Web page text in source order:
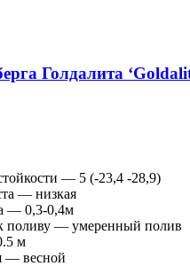
Голдалита
— 5 (-23,4 -28,9)
— низкая
— 0,3-0,4м
поливу — умеренный полив
м
— весной